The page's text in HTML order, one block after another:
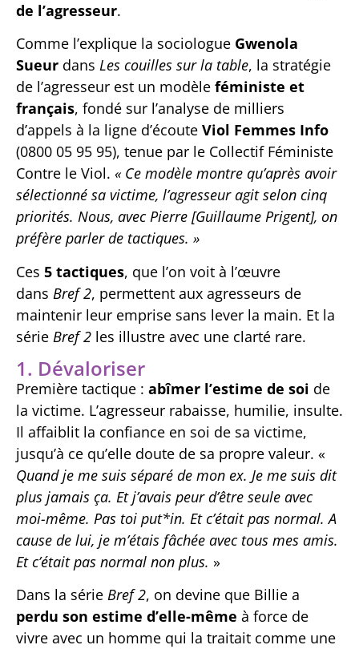
de l’agresseur.
Comme l’explique la sociologue Gwenola
Sueur dans Les couilles sur la table, la stratégie
de l’agresseur est un modèle féministe et
français, fondé sur l’analyse de milliers
d’appels à la ligne d’écoute Viol Femmes Info
(0800 05 95 95), tenue par le Collectif Féministe
Contre le Viol. « Ce modèle montre qu’après avoir
sélectionné sa victime, l’agresseur agit selon cinq
priorités. Nous, avec Pierre [Guillaume Prigent], on
préfère parler de tactiques. »
Ces 5 tactiques, que l’on voit à l’œuvre
dans Bref 2, permettent aux agresseurs de
maintenir leur emprise sans lever la main. Et la
série Bref 2 les illustre avec une clarté rare.
1. Dévaloriser
Première tactique : abîmer l’estime de soi de
la victime. L’agresseur rabaisse, humilie, insulte.
Il affaiblit la confiance en soi de sa victime,
jusqu’à ce qu’elle doute de sa propre valeur. «
Quand je me suis séparé de mon ex. Je me suis dit
plus jamais ça. Et j’avais peur d’être seule avec
moi-même. Pas toi put*in. Et c’était pas normal. A
cause de lui, je m’étais fâchée avec tous mes amis.
Et c’était pas normal non plus. »
Dans la série Bref 2, on devine que Billie a
perdu son estime d’elle-même à force de
vivre avec un homme qui la traitait comme une